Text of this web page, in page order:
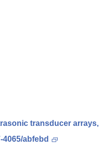
transducer arrays,
abfebd